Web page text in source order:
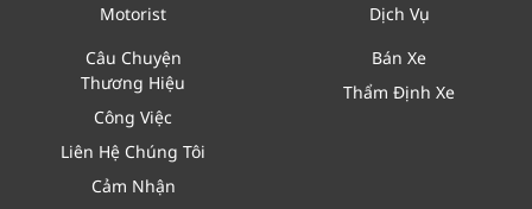
Motorist
Câu Chuyện
Thương Hiệu
Công Việc
Liên Hệ Chúng Tôi
Cảm Nhận
Dịch Vụ
Bán Xe
Thẩm Định Xe